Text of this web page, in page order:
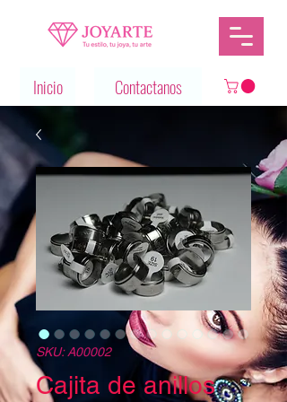
Inicio Contactanos
SKU: A00002
Cajita de anillos